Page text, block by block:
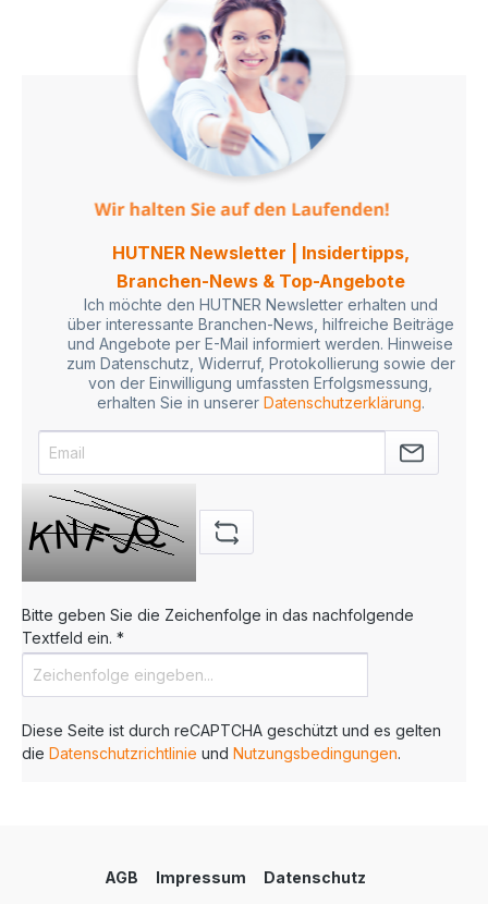
HUTNER Newsletter | Insidertipps,
Branchen-News & Top-Angebote
Ich möchte den HUTNER Newsletter erhalten und
über interessante Branchen-News, hilfreiche Beiträge
und Angebote per E-Mail informiert werden. Hinweise
zum Datenschutz, Widerruf, Protokollierung sowie der
von der Einwilligung umfassten Erfolgsmessung,
erhalten Sie in unserer Datenschutzerklärung.
Bitte geben Sie die Zeichenfolge in das nachfolgende
Textfeld ein. *
Diese Seite ist durch reCAPTCHA geschützt und es gelten
die Datenschutzrichtlinie und Nutzungsbedingungen.
AGB Impressum
Datenschutz